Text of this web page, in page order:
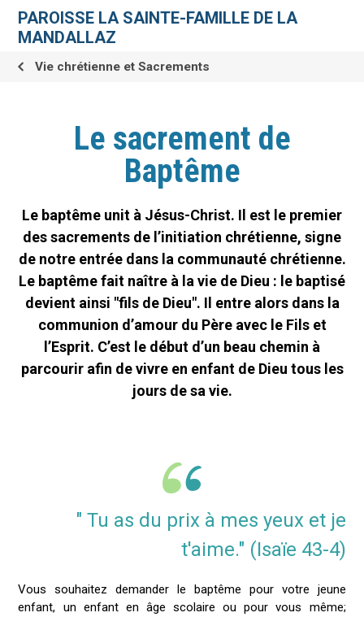
contenu.
navigation
personnelsPAROISSE LA SAINTE-FAMILLE DE LA
MANDALLAZ
Vie chrétienne et Sacrements
Le sacrement de
Baptême
Le baptême unit à Jésus-Christ. Il est le premier
des sacrements de l’initiation chrétienne, signe
de notre entrée dans la communauté chrétienne.
Le baptême fait naître à la vie de Dieu : le baptisé
devient ainsi "fils de Dieu". Il entre alors dans la
communion d’amour du Père avec le Fils et
l’Esprit. C’est le début d’un beau chemin à
parcourir afin de vivre en enfant de Dieu tous les
jours de sa vie.
" Tu as du prix à mes yeux et je
t'aime." (Isaïe 43-4)
Vous souhaitez demander le baptême pour votre jeune
enfant, un enfant en âge scolaire ou pour vous même;